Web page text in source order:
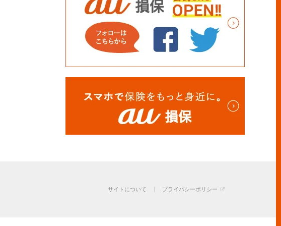
サイトについて プライバシーポリシー